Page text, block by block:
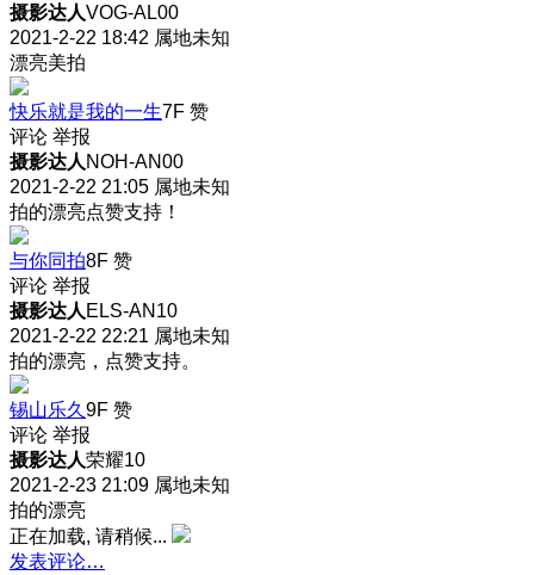
摄影达人VOG-AL00
2021-2-22 18:42 属地未知
漂亮美拍
快乐就是我的一生7F 赞
评论 举报
摄影达人 NOH-AN00
2021-2-22 21:05 属地未知
拍的漂亮点赞支持！
与你同拍8F 赞
评论 举报
摄影达人 ELS-AN10
2021-2-22 22:21 属地未知
拍的漂亮，点赞支持。
锡山乐久 9F 赞
评论 举报
摄影达人荣耀10
2021-2-23 21:09 属地未知
拍的漂亮
正在加载, 请稍候...
发表评论…